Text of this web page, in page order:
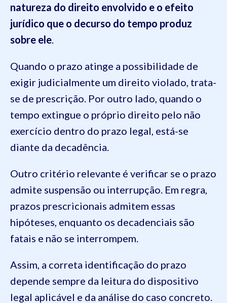
natureza do direito envolvido e o efeito
jurídico que o decurso do tempo produz
sobre ele.
Quando o prazo atinge a possibilidade de
exigir judicialmente um direito violado, trata-
se de prescrição. Por outro lado, quando o
tempo extingue o próprio direito pelo não
exercício dentro do prazo legal, está-se
diante da decadência.
Outro critério relevante é verificar se o prazo
admite suspensão ou interrupção. Em regra,
prazos prescricionais admitem essas
hipóteses, enquanto os decadenciais são
fatais e não se interrompem.
Assim, a correta identificação do prazo
depende sempre da leitura do dispositivo
legal aplicável e da análise do caso concreto.